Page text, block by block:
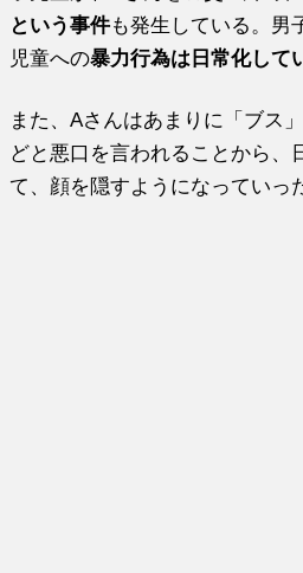
という事件も発生している。男
児童への暴力行為は日常化して
また、Aさんはあまりに「ブス
どと悪口を言われることから、
て、顔を隠すようになっていっ